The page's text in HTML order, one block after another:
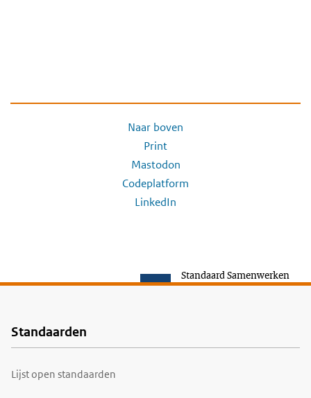
Naar boven
Print
Mastodon
Codeplatform
LinkedIn
Standaard Samenwerken
Voet
Standaarden
Lijst open standaarden